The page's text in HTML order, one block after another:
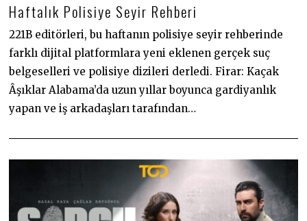
.
1
0
2
2
4
Haftalık Polisiye Seyir Rehberi
221B editörleri, bu haftanın polisiye seyir rehberinde
farklı dijital platformlara yeni eklenen gerçek suç
belgeselleri ve polisiye dizileri derledi. Firar: Kaçak
Âşıklar Alabama’da uzun yıllar boyunca gardiyanlık
yapan ve iş arkadaşları tarafından…